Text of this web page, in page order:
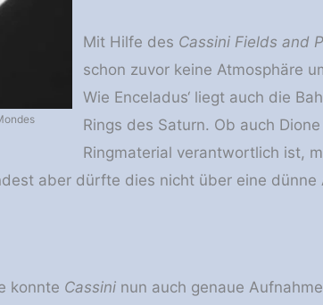
Mit Hilfe des Cassini Fields and
schon zuvor keine Atmosphäre
Wie Enceladus‘ liegt auch die
Rings des Saturn. Ob auch
Ringmaterial verantwortlich ist,
aber dürfte dies nicht über eine dünne
konnte Cassininun auch genaue